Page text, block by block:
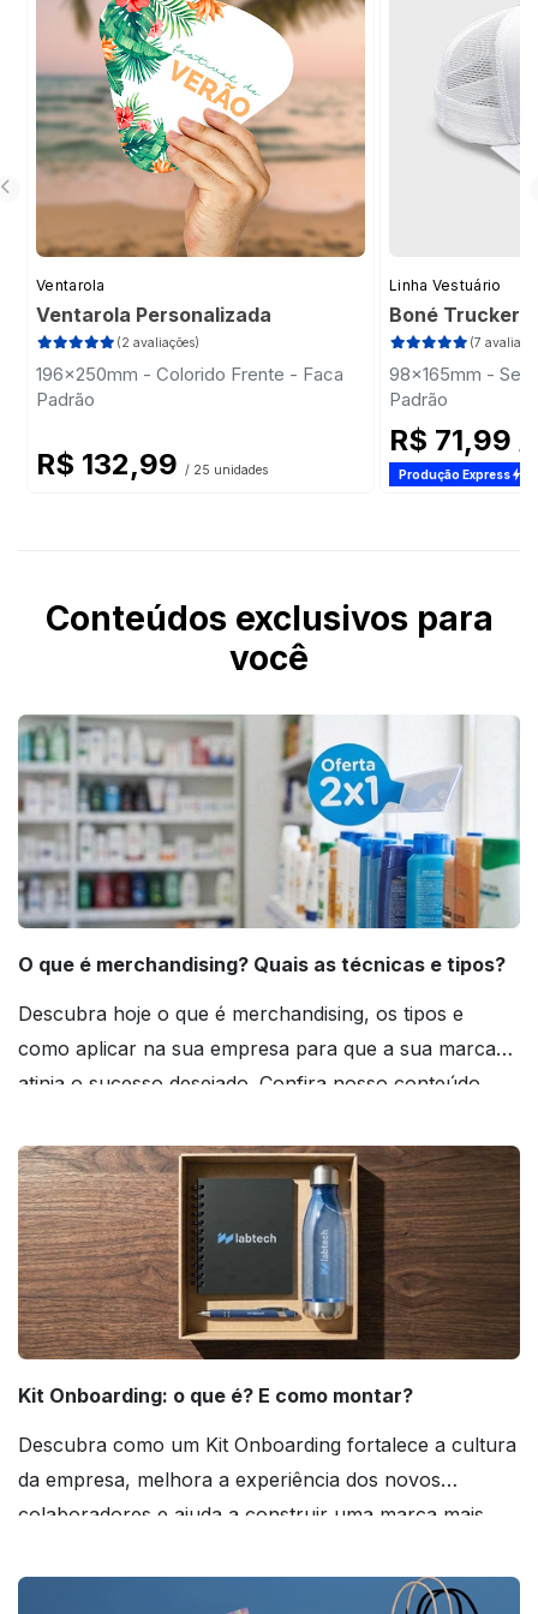
Ventarola
Ventarola Personalizada
(2 avaliações)
196x250mm - Colorido Frente - Faca
Padrão
R$ 132,99 / 25 unidades
Linha Vestuário
Boné Trucker
(7
98x165mm -
Padrão
R$ 71,99
Produção Express
Conteúdos exclusivos para
você
O que é merchandising? Quais as técnicas e tipos?
Descubra hoje o que é merchandising, os tipos e
como aplicar na sua empresa para que a sua marca
atinja o sucesso desejado. Confira nosso conteúdo
Kit Onboarding: o que é? E como montar?
Descubra como um Kit Onboarding fortalece a cultura
da empresa, melhora a experiência dos novos
colaboradores e ajuda a construir uma marca mais